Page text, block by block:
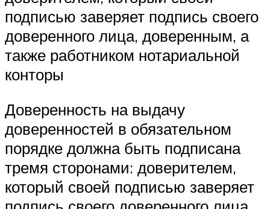
подписью заверяет подпись своего
доверенного лица, доверенным, а
также работником нотариальной
конторы
Доверенность на выдачу
доверенностей в обязательном
порядке должна быть подписана
тремя сторонами: доверителем,
который своей подписью заверяет